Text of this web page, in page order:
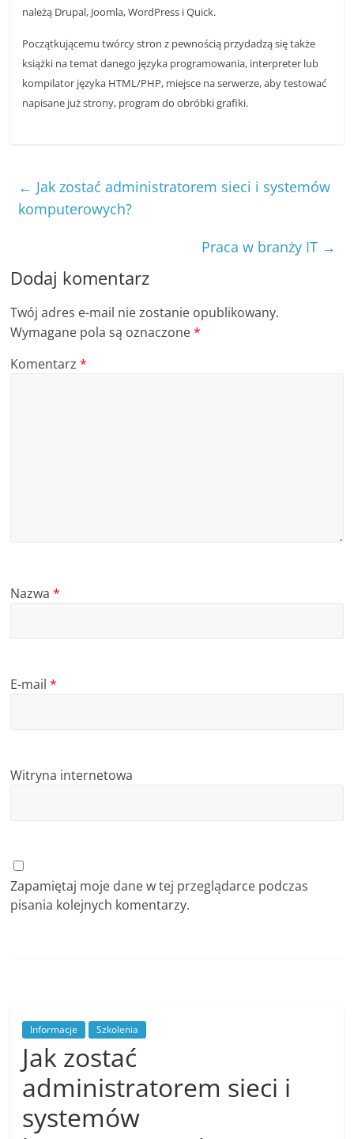
a
c
j
a
n
,
n
należą Drupal, Joomla, WordPress i Quick.
Początkującemu twórcy stron z pewnością przydadzą się także
książki na temat danego języka programowania, interpreter lub
kompilator języka HTML/PHP, miejsce na serwerze, aby testować
napisane już strony, program do obróbki grafiki.
← Jak zostać administratorem sieci i systemów
komputerowych?
Praca w branży IT →
Dodaj komentarz
Twój adres e-mail nie zostanie opublikowany.
Wymagane pola są oznaczone*
Komentarz*
Nazwa*
E-mail*
Witryna internetowa
Zapamiętaj moje dane w tej przeglądarce podczas
pisania kolejnych komentarzy.
Informacje Szkolenia
Jak zostać
administratorem sieci i
systemów